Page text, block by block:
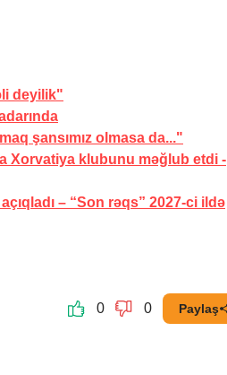
deyilik"
şansımız olmasa da..."
Xorvatiya klubunu məğlub etdi -
– “Son rəqs” 2027-ci ildə
0 0 Paylaş